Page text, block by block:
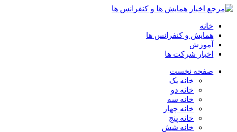
خانه
همایش و کنفرانس ها
آموزش
اخبار شرکت ها
صفحه نخست
خانه یک
خانه دو
خانه سه
خانه چهار
خانه پنج
خانه شش